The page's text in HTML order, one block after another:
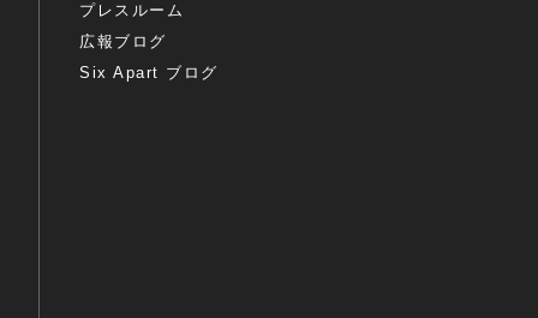
プレスルーム
広報ブログ
Six Apart ブログ